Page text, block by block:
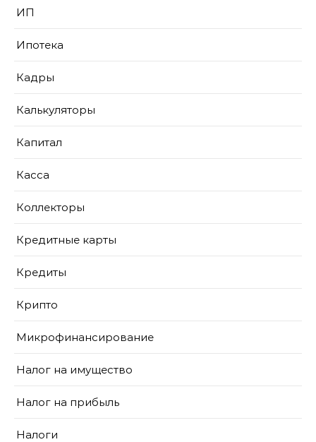
ИП
Ипотека
Кадры
Калькуляторы
Капитал
Касса
Коллекторы
Кредитные карты
Кредиты
Крипто
Микрофинансирование
Налог на имущество
Налог на прибыль
Налоги